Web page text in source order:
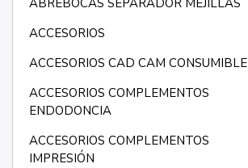
ABREBOCAS SEPARADOR MEJILLAS
ACCESORIOS
ACCESORIOS CAD CAM CONSUMIBLE
ACCESORIOS COMPLEMENTOS
ENDODONCIA
ACCESORIOS COMPLEMENTOS
IMPRESIÓN